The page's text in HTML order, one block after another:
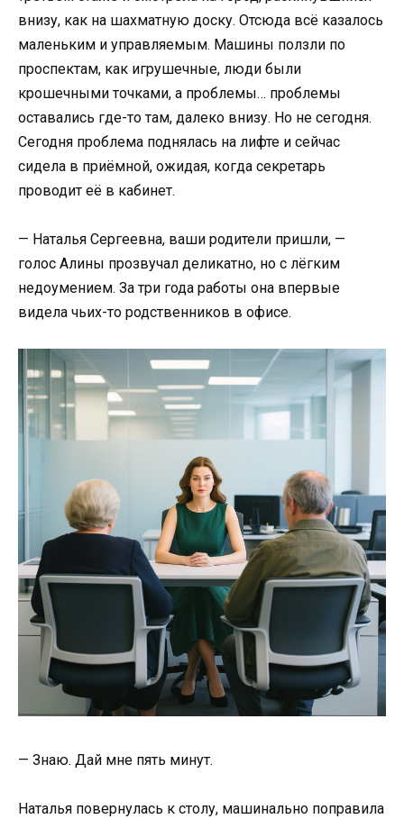
внизу, как на шахматную доску. Отсюда всё казалось
маленьким и управляемым. Машины ползли по
проспектам, как игрушечные, люди были
крошечными точками, а проблемы… проблемы
оставались где-то там, далеко внизу. Но не сегодня.
Сегодня проблема поднялась на лифте и сейчас
сидела в приёмной, ожидая, когда секретарь
проводит её в кабинет.
— Наталья Сергеевна, ваши родители пришли, —
голос Алины прозвучал деликатно, но с лёгким
недоумением. За три года работы она впервые
видела чьих-то родственников в офисе.
— Знаю. Дай мне пять минут.
Наталья повернулась к столу, машинально поправила